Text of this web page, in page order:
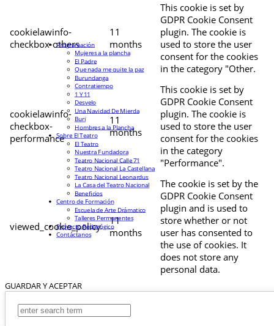
cookielawinfo-
checkbox-others
11
months
This cookie is set by
GDPR Cookie Consent
plugin. The cookie is
used to store the user
consent for the cookies
in the category "Other.
cookielawinfo-
checkbox-
performance
11
months
This cookie is set by
GDPR Cookie Consent
plugin. The cookie is
used to store the user
consent for the cookies
in the category
"Performance".
viewed_cookie_policy
11
months
The cookie is set by the
GDPR Cookie Consent
plugin and is used to
store whether or not
user has consented to
the use of cookies. It
does not store any
personal data.
GUARDAR Y ACEPTAR
Programación
Mujeres a la plancha
El Padre
Que nada me quite la paz
Burundanga
Contratiempo
1 Y 11
Desvelo
Una Navidad De Mierda
Buri
Hombres a la Plancha
Sobre El Teatro
El Teatro
Nuestra Fundadora
Teatro Nacional Calle 71
Teatro Nacional La Castellana
Teatro Nacional Leonardus
La Casa del Teatro Nacional
Beneficios
Centro de Formación
Escuela de Arte Drámatico
Talleres Permanentes
Proyecto Pedagógico
Contáctanos